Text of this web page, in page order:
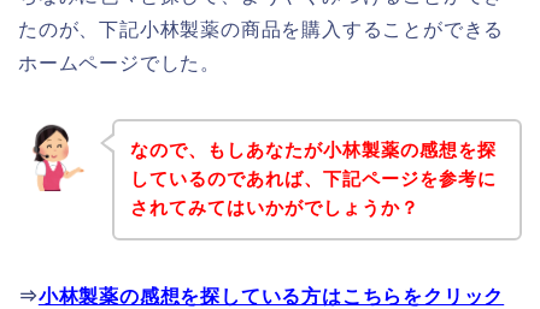
たのが、下記小林製薬の商品を購入することができる
ホームページでした。
なので、もしあなたが小林製薬の感想を探
しているのであれば、下記ページを参考に
されてみてはいかがでしょうか？
⇒小林製薬の感想を探している方はこちらをクリック